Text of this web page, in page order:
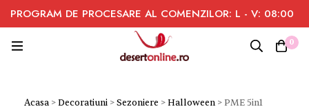
PROGRAM DE PROCESARE AL COMENZILOR: L - V: 08:00
- 16:00
0
Acasa >Decoratiuni >Sezoniere >Halloween > PME 5in1